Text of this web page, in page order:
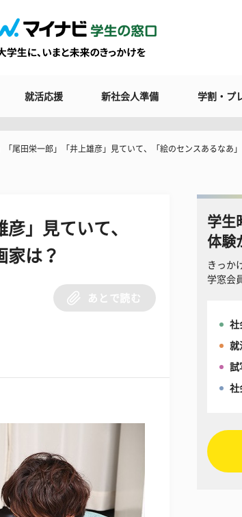
就活応援 新社会人準備 学割・プ
「尾田栄一郎」「井上雄彦」見ていて、「絵のセンスあるなあ
」見ていて、
家は？
あとで読む
学生
体験
きっか
学窓会
社
就
試
社